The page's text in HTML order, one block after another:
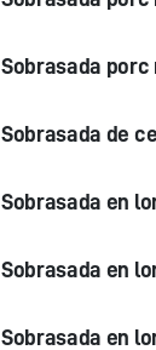
Sobrasada porc
Sobrasada de
Sobrasada en
Sobrasada en
Sobrasada en